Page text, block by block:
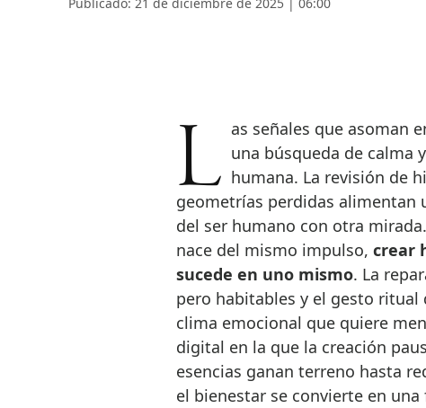
Publicado: 21 de diciembre de 2025 | 06:00
Las señales que asoman en 2026 dibujan un movimiento de repliegue, una búsqueda de calma
humana. La revisión de
geometrías perdidas alimentan
del ser humano con otra
nace del mismo impulso, crear
sucede en uno mismo. La
pero habitables y el gesto
clima emocional que quiere
digital en la que la creación
esencias ganan terreno hasta
el bienestar se convierte en